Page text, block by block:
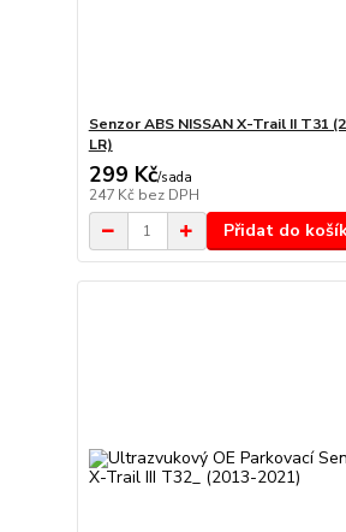
Senzor ABS NISSAN X-Trail II T31
LR)
299 Kč/sada
247 Kč bez DPH
Přidat do